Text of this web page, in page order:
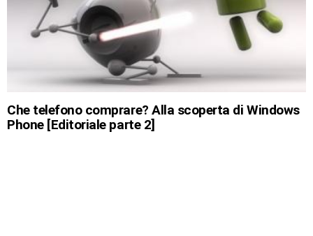
Che telefono comprare? Alla scoperta di Windows
Phone [Editoriale parte 2]